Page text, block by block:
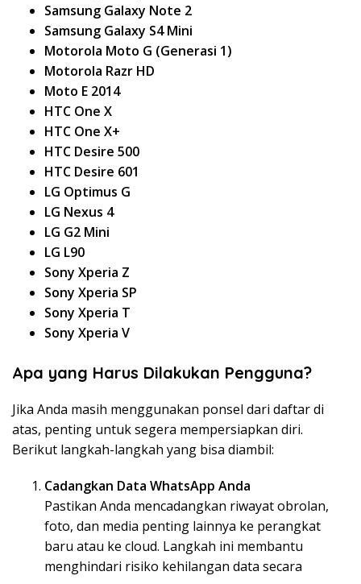
Samsung Galaxy Note 2
Samsung Galaxy S4 Mini
Motorola Moto G (Generasi 1)
Motorola Razr HD
Moto E 2014
HTC One X
HTC One X+
HTC Desire 500
HTC Desire 601
LG Optimus G
LG Nexus 4
LG G2 Mini
LG L90
Sony Xperia Z
Sony Xperia SP
Sony Xperia T
Sony Xperia V
Apa yang Harus Dilakukan Pengguna?
Jika Anda masih menggunakan ponsel dari daftar di
atas, penting untuk segera mempersiapkan diri.
Berikut langkah-langkah yang bisa diambil:
Cadangkan Data WhatsApp Anda
Pastikan Anda mencadangkan riwayat obrolan,
foto, dan media penting lainnya ke perangkat
baru atau ke cloud. Langkah ini membantu
menghindari risiko kehilangan data secara